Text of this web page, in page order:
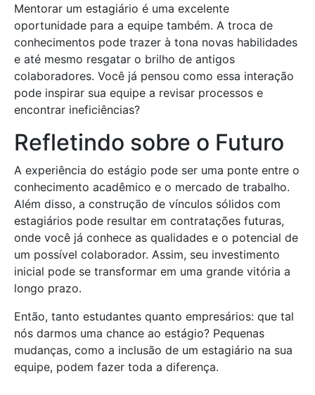
Mentorar um estagiário é uma excelente
oportunidade para a equipe também. A troca de
conhecimentos pode trazer à tona novas habilidades
e até mesmo resgatar o brilho de antigos
colaboradores. Você já pensou como essa interação
pode inspirar sua equipe a revisar processos e
encontrar ineficiências?
Refletindo sobre o Futuro
A experiência do estágio pode ser uma ponte entre o
conhecimento acadêmico e o mercado de trabalho.
Além disso, a construção de vínculos sólidos com
estagiários pode resultar em contratações futuras,
onde você já conhece as qualidades e o potencial de
um possível colaborador. Assim, seu investimento
inicial pode se transformar em uma grande vitória a
longo prazo.
Então, tanto estudantes quanto empresários: que tal
nós darmos uma chance ao estágio? Pequenas
mudanças, como a inclusão de um estagiário na sua
equipe, podem fazer toda a diferença.